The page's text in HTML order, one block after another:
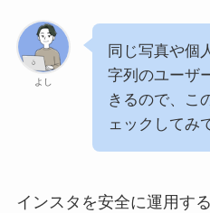
よし
同じ写真や個
字列のユーザ
きるので、こ
ェックしてみ
インスタを安全に運用す